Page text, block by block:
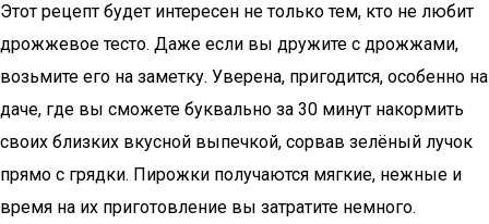
Этот рецепт будет интересен не только тем, кто не любит
дрожжевое тесто. Даже если вы дружите с дрожжами,
возьмите его на заметку. Уверена, пригодится, особенно на
даче, где вы сможете буквально за 30 минут накормить
своих близких вкусной выпечкой, сорвав зелёный лучок
прямо с грядки. Пирожки получаются мягкие, нежные и
время на их приготовление вы затратите немного.